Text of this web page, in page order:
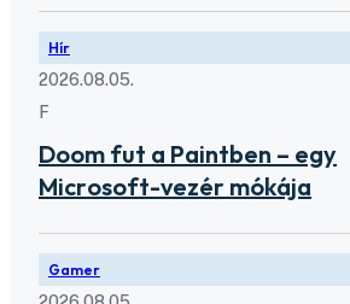
Hír
2026.08.05.
F
Doom fut a Paintben – egy
Microsoft-vezér mókája
Gamer